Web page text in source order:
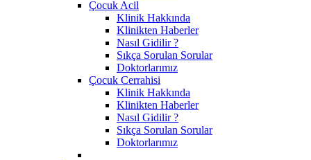
Çocuk Acil
Klinik Hakkında
Klinikten Haberler
Nasıl Gidilir ?
Sıkça Sorulan Sorular
Doktorlarımız
Çocuk Cerrahisi
Klinik Hakkında
Klinikten Haberler
Nasıl Gidilir ?
Sıkça Sorulan Sorular
Doktorlarımız